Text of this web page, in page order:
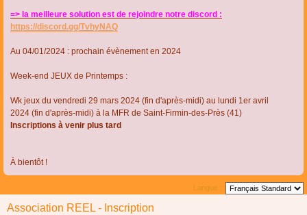
=> la meilleure solution est de rejoindre notre discord :
https://discord.gg/TvhyNAQ
Au 04/01/2024 : prochain évènement en 2024
Week-end JEUX de Printemps :
Wk jeux du vendredi 29 mars 2024 (fin d'après-midi) au lundi 1er avril
2024 (fin d'après-midi) à la MFR de Saint-Firmin-des-Près (41)
Inscriptions à venir plus tard
À bientôt !
Langue :
Association REEL - Inscription